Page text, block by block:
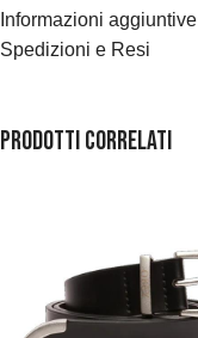
Informazioni aggiuntive
Spedizioni e Resi
Prodotti correlati